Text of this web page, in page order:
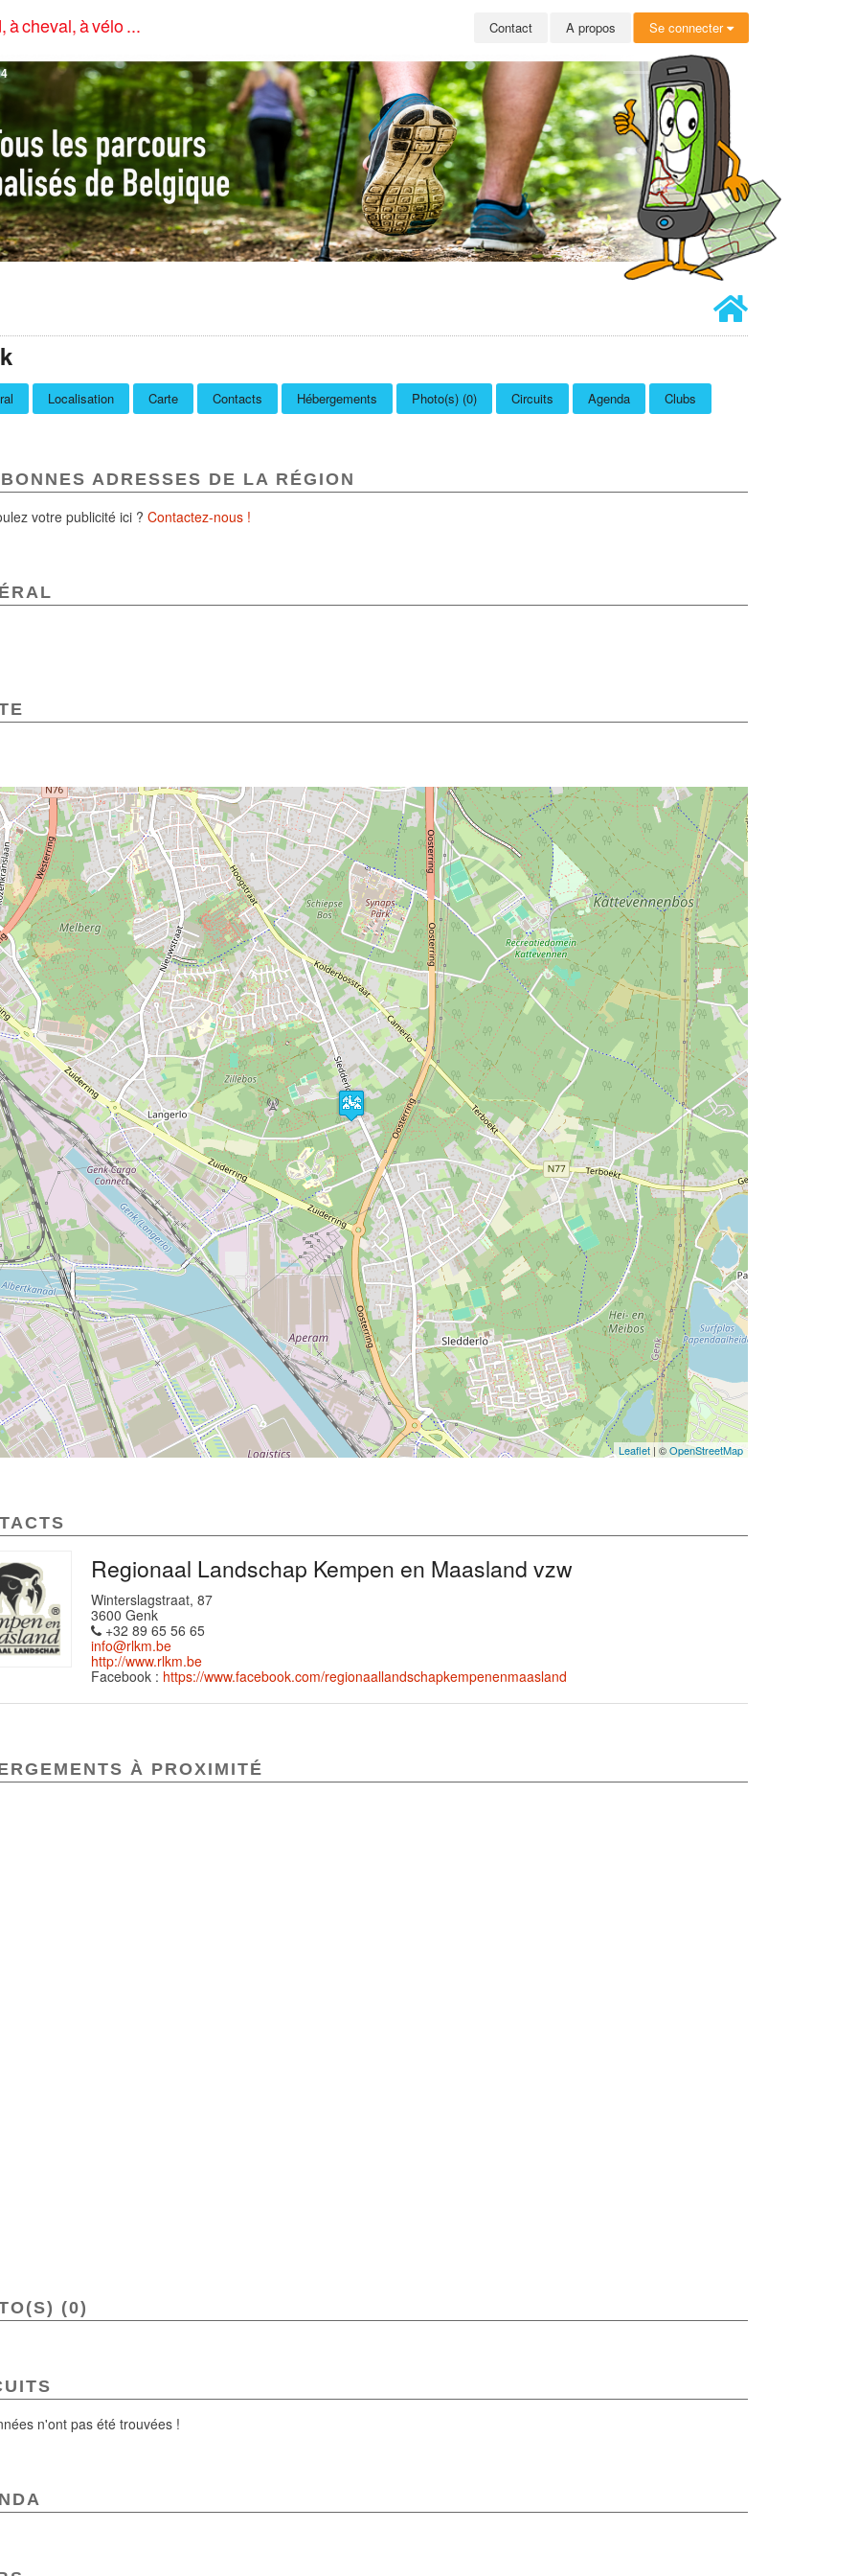
à cheval, à vélo ... Contact A propos Se connecter
4
Localisation Carte Contacts Hébergements Photo(s) (0) Circuits Agenda Clubs
ADRESSES DE LA RÉGION
votre publicité ici ? Contactez-nous !
Un "box" comprenant 12 cartes ( 99 circuits et 440 kms de promenades ) est en vente à toutes les
entrées du Parc au prix de 16 euros .
Les cartes sont très bien faites ! Super affaire !
Leaflet | ©OpenStreetMap
Regionaal Landschap Kempen en Maasland vzw
Winterslagstraat, 87
3600 Genk
+32 89 65 56 65
info@rlkm.be
http://www.rlkm.be
Facebook : https://www.facebook.com/regionaallandschapkempenenmaasland
À PROXIMITÉ
(0)
n'ont pas été trouvées !